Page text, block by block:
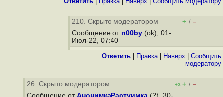
210. Скрыто модератором + / –
Сообщение от n00by (ok), 01-
Июл-22, 07:40
Ответить Правка| Наверх
Cообщить
модератору
26. Скрыто модератором +3 + / –
Сообщение от АнонимкаРастуимка (?), 30-